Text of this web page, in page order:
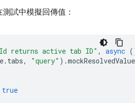
測試中模擬回傳值：
returns active tab ID" , async
. tabs, "query" ).mockResolvedValue
true